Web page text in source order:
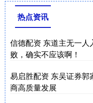
热点资讯
信德配资 东道主无一
败，确实不应该啊！
易启胜配资 东吴证券
商高质量发展